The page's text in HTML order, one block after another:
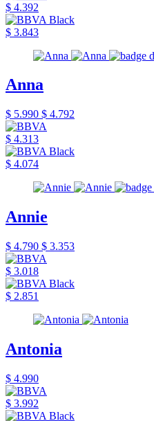
$ 4.392
$ 3.843
Anna
$ 5.990 $ 4.792
$ 4.313
$ 4.074
Annie
$ 4.790 $ 3.353
$ 3.018
$ 2.851
Antonia
$ 4.990
$ 3.992